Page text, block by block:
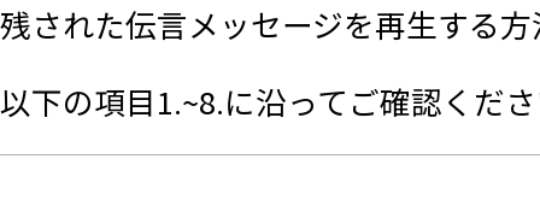
残された伝言メッセージを再生する
以下の項目1.~8.に沿ってご確認くだ